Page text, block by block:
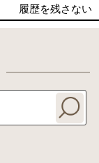
履歴を残さない